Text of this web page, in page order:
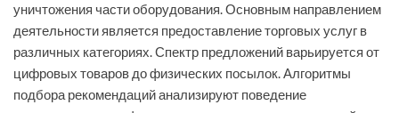
уничтожения части оборудования. Основным направлением
деятельности является предоставление торговых услуг в
различных категориях. Спектр предложений варьируется от
цифровых товаров до физических посылок. Алгоритмы
подбора рекомендаций анализируют поведение